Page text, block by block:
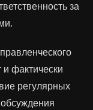
за
и фактически
регулярных